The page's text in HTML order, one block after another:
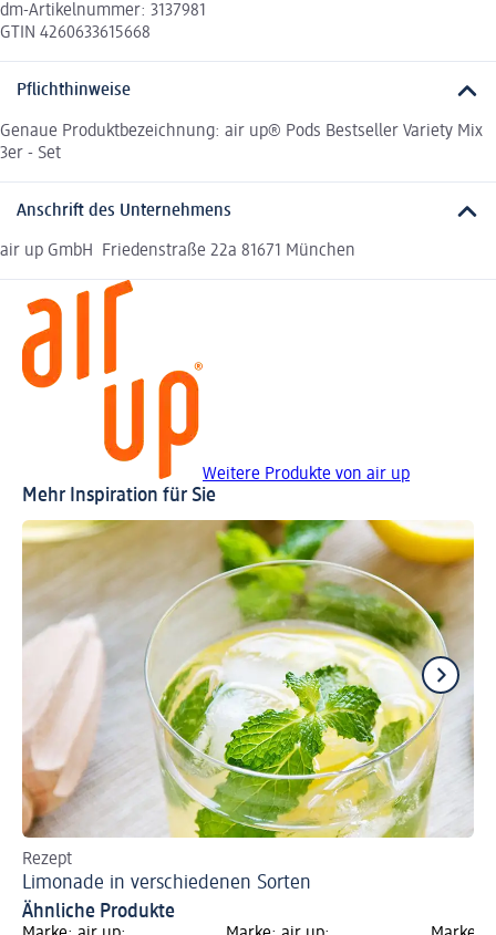
dm-Artikelnummer: 3137981
GTIN 4260633615668
Pflichthinweise
Genaue Produktbezeichnung: air up® Pods Bestseller Variety Mix
3er - Set
Anschrift des Unternehmens
air up GmbH Friedenstraße 22a 81671 München
Weitere Produkte von air up
Mehr Inspiration für Sie
Rezept
Limonade in verschiedenen Sorten
Ähnliche Produkte